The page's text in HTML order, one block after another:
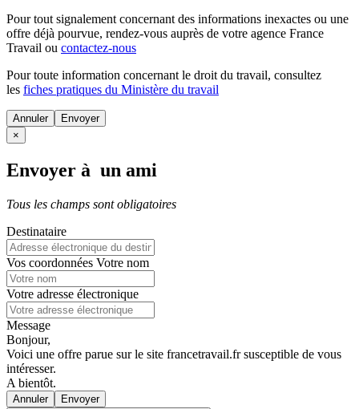
Pour tout signalement concernant des informations inexactes ou une
offre déjà pourvue, rendez-vous auprès de votre agence France
Travail ou contactez-nous
Pour toute information concernant le droit du travail, consultez
les fiches pratiques du Ministère du travail
Annuler
×
Envoyer à un ami
Tous les champs sont obligatoires
Destinataire
Vos coordonnées Votre nom
Votre adresse électronique
Message
Bonjour,
Voici une offre parue sur le site francetravail.fr susceptible de vous
intéresser.
A bientôt.
Annuler